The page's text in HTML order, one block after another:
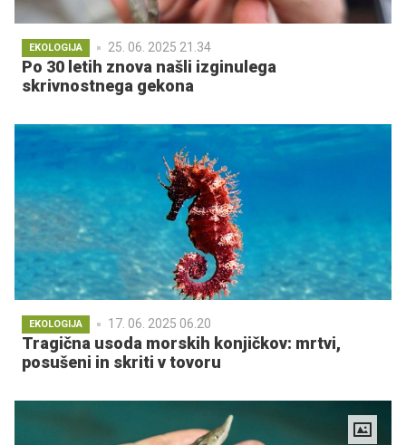
EKOLOGIJA 25. 06. 2025 21.34
Po 30 letih znova našli izginulega
skrivnostnega gekona
EKOLOGIJA 17. 06. 2025 06.20
Tragična usoda morskih konjičkov: mrtvi,
posušeni in skriti v tovoru